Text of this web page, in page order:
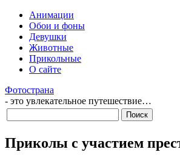
Анимации
Обои и фоны
Девушки
Животные
Прикольные
О сайте
Фотострана
- это увлекательное путешествие…
Приколы с участием